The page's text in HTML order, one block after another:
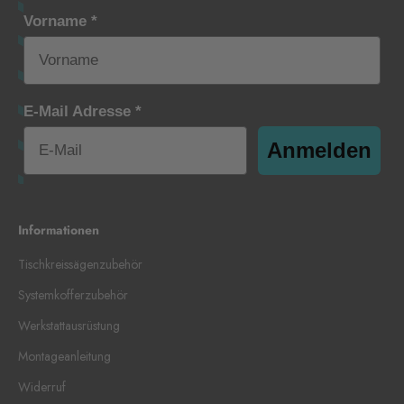
Vorname *
E-Mail Adresse *
Anmelden
Informationen
Tischkreissägenzubehör
Systemkofferzubehör
Werkstattausrüstung
Montageanleitung
Widerruf